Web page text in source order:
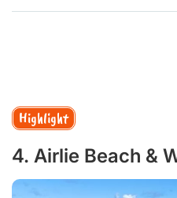
Highlight
4. Airlie Beach &